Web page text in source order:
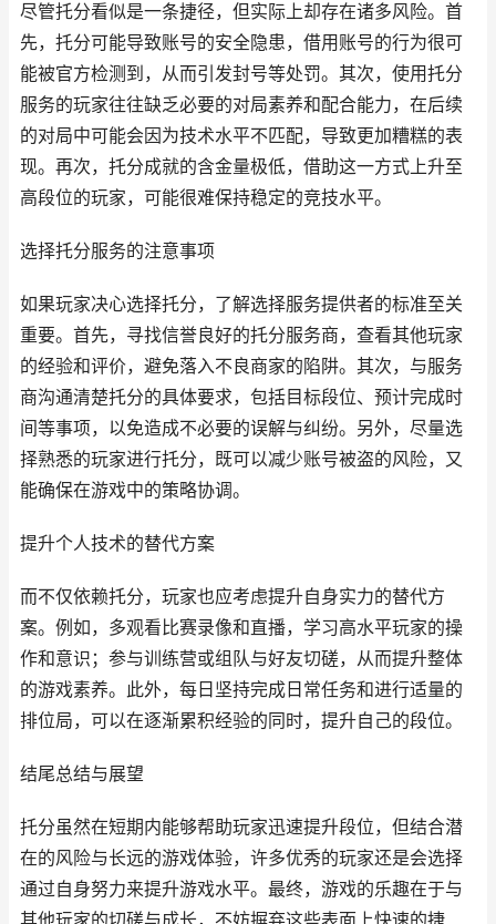
尽管托分看似是一条捷径，但实际上却存在诸多风险。首
先，托分可能导致账号的安全隐患，借用账号的行为很可
能被官方检测到，从而引发封号等处罚。其次，使用托分
服务的玩家往往缺乏必要的对局素养和配合能力，在后续
的对局中可能会因为技术水平不匹配，导致更加糟糕的表
现。再次，托分成就的含金量极低，借助这一方式上升至
高段位的玩家，可能很难保持稳定的竞技水平。
选择托分服务的注意事项
如果玩家决心选择托分，了解选择服务提供者的标准至关
重要。首先，寻找信誉良好的托分服务商，查看其他玩家
的经验和评价，避免落入不良商家的陷阱。其次，与服务
商沟通清楚托分的具体要求，包括目标段位、预计完成时
间等事项，以免造成不必要的误解与纠纷。另外，尽量选
择熟悉的玩家进行托分，既可以减少账号被盗的风险，又
能确保在游戏中的策略协调。
提升个人技术的替代方案
而不仅依赖托分，玩家也应考虑提升自身实力的替代方
案。例如，多观看比赛录像和直播，学习高水平玩家的操
作和意识；参与训练营或组队与好友切磋，从而提升整体
的游戏素养。此外，每日坚持完成日常任务和进行适量的
排位局，可以在逐渐累积经验的同时，提升自己的段位。
结尾总结与展望
托分虽然在短期内能够帮助玩家迅速提升段位，但结合潜
在的风险与长远的游戏体验，许多优秀的玩家还是会选择
通过自身努力来提升游戏水平。最终，游戏的乐趣在于与